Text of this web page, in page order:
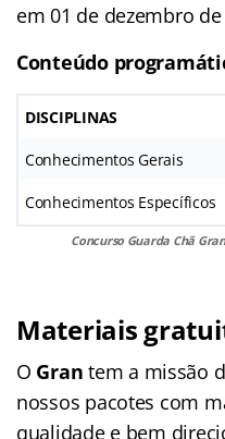
em 01 de dezembro de
Conteúdo
DISCIPLINAS
Conhecimentos Gerais
Conhecimentos Específicos
Concurso Guarda Chã
Materiais
O Grantem a missão
nossos pacotes com
qualidade e bem